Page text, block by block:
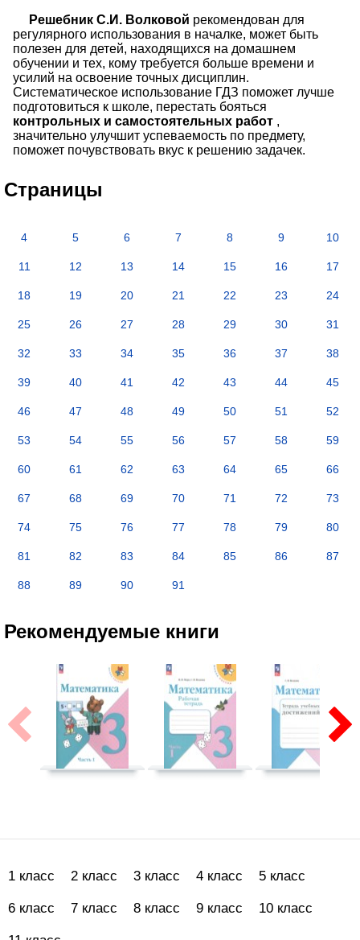
Решебник С.И. Волковой рекомендован для
регулярного использования в началке, может быть
полезен для детей, находящихся на домашнем
обучении и тех, кому требуется больше времени и
усилий на освоение точных дисциплин.
Систематическое использование ГДЗ поможет лучше
подготовиться к школе, перестать бояться
контрольных и самостоятельных работ ,
значительно улучшит успеваемость по предмету,
поможет почувствовать вкус к решению задачек.
Страницы
4 5 6 7 8 9 10
11 12 13 14 15 16 17
18 19 20 21 22 23 24
25 26 27 28 29 30 31
32 33 34 35 36 37 38
39 40 41 42 43 44 45
46 47 48 49 50 51 52
53 54 55 56 57 58 59
60 61 62 63 64 65 66
67 68 69 70 71 72 73
74 75 76 77 78 79 80
81 82 83 84 85 86 87
88 89 90 91
Рекомендуемые книги
1 класс 2 класс 3 класс 4 класс 5 класс
6 класс 7 класс 8 класс 9 класс 10 класс